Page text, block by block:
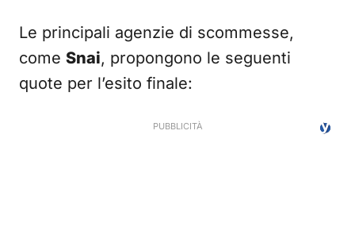
Le principali agenzie di scommesse,
come Snai, propongono le seguenti
quote per l’esito finale: